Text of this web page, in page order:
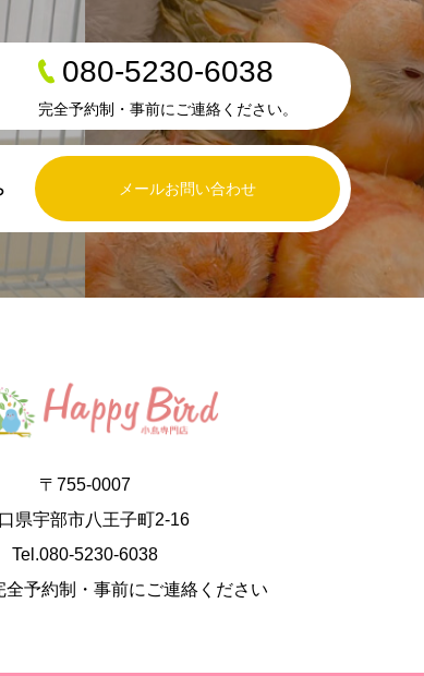
メールお問い合わせ
080-5230-6038
完全予約制・事前にご連絡ください。
〒755-0007
県宇部市八王子町2-16
Tel.080-5230-6038
全予約制・事前にご連絡ください